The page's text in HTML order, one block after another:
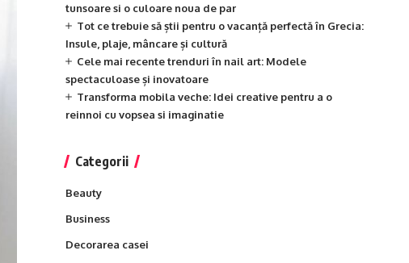
tunsoare si o culoare noua de par
Tot ce trebuie să știi pentru o vacanță perfectă în Grecia:
Insule, plaje, mâncare și cultură
Cele mai recente trenduri în nail art: Modele
spectaculoase și inovatoare
Transforma mobila veche: Idei creative pentru a o
reinnoi cu vopsea si imaginatie
Categorii
Beauty
Business
Decorarea casei